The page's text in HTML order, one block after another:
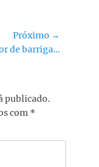
Próximo →
de barriga…
publicado.
com *